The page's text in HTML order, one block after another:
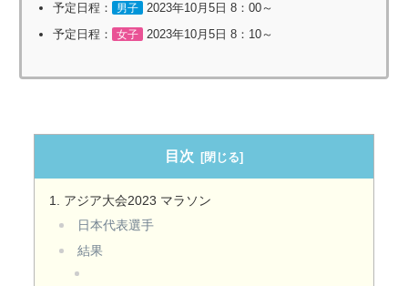
予定日程： 男子
2023年10月5日 8：00～
予定日程：
女子 2023年10月5日 8：10～
目次
アジア大会2023 マラソン
日本代表選手
結果